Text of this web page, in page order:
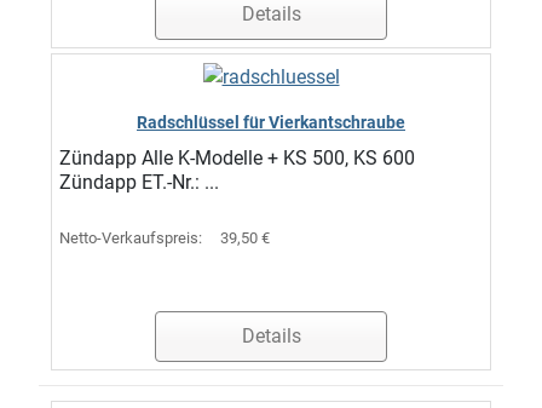
Details
Radschlüssel für Vierkantschraube
Zündapp Alle K-Modelle + KS 500, KS 600
Zündapp ET.-Nr.: ...
Netto-Verkaufspreis: 39,50 €
Details